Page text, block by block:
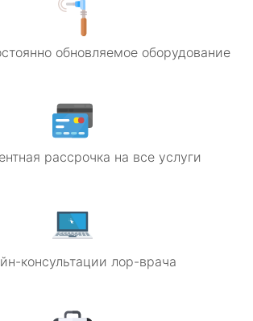
обновляемое оборудование
рассрочка на все услуги
консультации лор-врача